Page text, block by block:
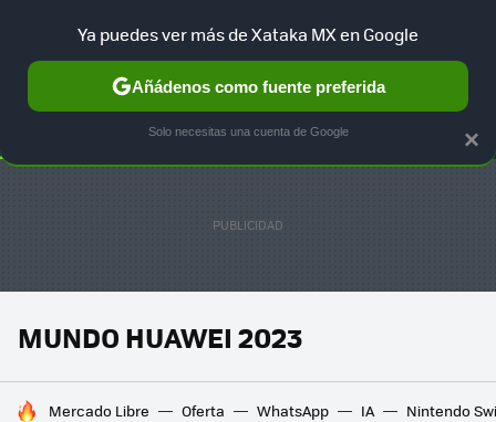
SELECCIÓN GAMING HOME AUTO TERRITORIO
MUNDO HUAWEI 2023
HOY SE HABLA DE
Mercado Libre Oferta WhatsApp IA Nintendo
×
Ya puedes ver más de Xataka MX en Google
Añádenos como fuente preferida
Solo necesitas una cuenta de Google